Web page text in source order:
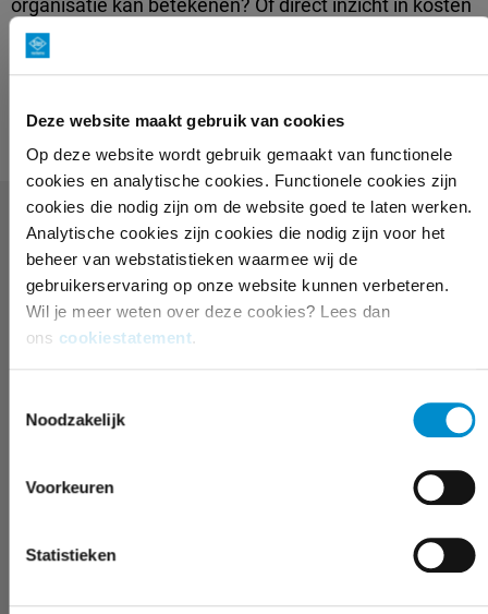
Deze website maakt gebruik van cookies
Op deze website wordt gebruik gemaakt van functionele
cookies en analytische cookies. Functionele cookies zijn
cookies die nodig zijn om de website goed te laten werken.
Analytische cookies zijn cookies die nodig zijn voor het
beheer van webstatistieken waarmee wij de
gebruikerservaring op onze website kunnen verbeteren.
Wil je meer weten over deze cookies? Lees dan
ons cookiestatement.
Noodzakelijk
Voorkeuren
Statistieken
organisatie kan betekenen? Of direct inzicht in kosten
en bereik?
ontvang een vrijblijvend campagnevoorstel.
VEELGESTELDE VRAGEN OVER
DISPLAY ADVERTEREN
Hoeveel budget heb je nodig voor display
Waarom display adverteren via Ster?